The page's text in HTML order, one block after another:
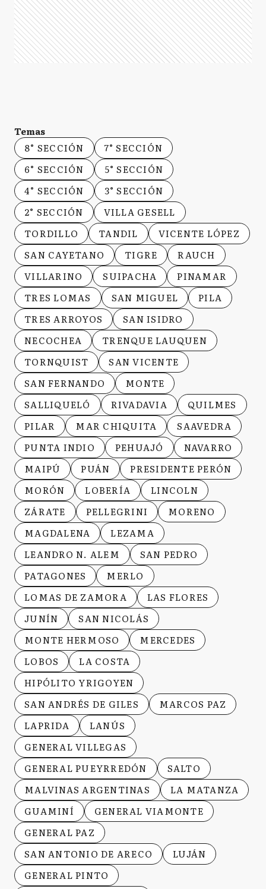
Temas
8° SECCIÓN
7° SECCIÓN
6° SECCIÓN
5° SECCIÓN
4° SECCIÓN
3° SECCIÓN
2° SECCIÓN
VILLA GESELL
TORDILLO
TANDIL
VICENTE LÓPEZ
SAN CAYETANO
TIGRE
RAUCH
VILLARINO
SUIPACHA
PINAMAR
TRES LOMAS
SAN MIGUEL
PILA
TRES ARROYOS
SAN ISIDRO
NECOCHEA
TRENQUE LAUQUEN
TORNQUIST
SAN VICENTE
SAN FERNANDO
MONTE
SALLIQUELÓ
RIVADAVIA
QUILMES
PILAR
MAR CHIQUITA
SAAVEDRA
PUNTA INDIO
PEHUAJÓ
NAVARRO
MAIPÚ
PUÁN
PRESIDENTE PERÓN
MORÓN
LOBERÍA
LINCOLN
ZÁRATE
PELLEGRINI
MORENO
MAGDALENA
LEZAMA
LEANDRO N. ALEM
SAN PEDRO
PATAGONES
MERLO
LOMAS DE ZAMORA
LAS FLORES
JUNÍN
SAN NICOLÁS
MONTE HERMOSO
MERCEDES
LOBOS
LA COSTA
HIPÓLITO YRIGOYEN
SAN ANDRÉS DE GILES
MARCOS PAZ
LAPRIDA
LANÚS
GENERAL VILLEGAS
GENERAL PUEYRREDÓN
SALTO
MALVINAS ARGENTINAS
LA MATANZA
GUAMINÍ
GENERAL VIAMONTE
GENERAL PAZ
SAN ANTONIO DE ARECO
LUJÁN
GENERAL PINTO